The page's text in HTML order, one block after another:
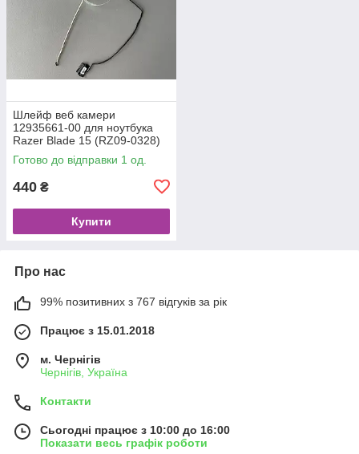
Шлейф веб камери
12935661-00 для ноутбука
Razer Blade 15 (RZ09-0328)
Original
Готово до відправки 1 од.
440 ₴
Купити
Про нас
99% позитивних з 767 відгуків за рік
Працює з 15.01.2018
м. Чернігів
Чернігів, Україна
Контакти
Сьогодні працює з 10:00 до 16:00
Показати весь графік роботи